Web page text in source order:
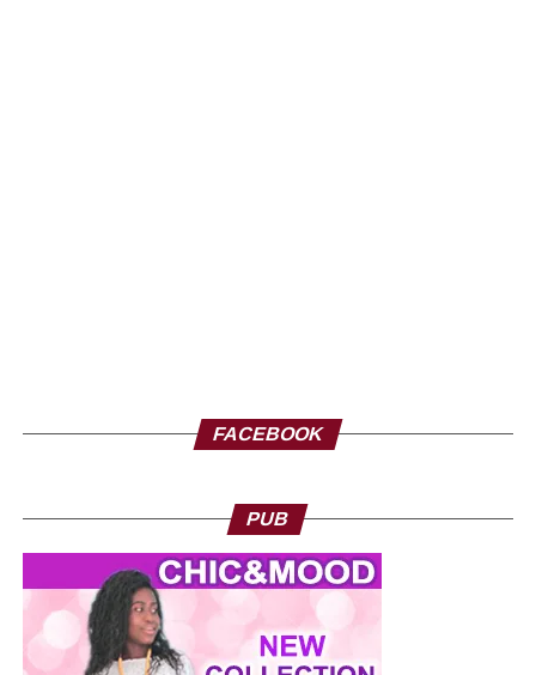
FACEBOOK
PUB